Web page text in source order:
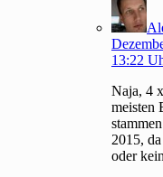
13:22
Naja, 4
meisten
2015,
oder